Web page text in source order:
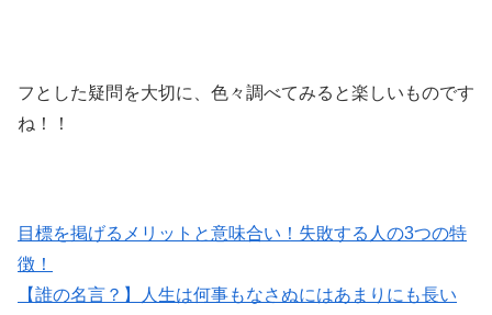
フとした疑問を大切に、色々調べてみると楽しいものです
ね！！
目標を掲げるメリットと意味合い！失敗する人の3つの特
徴！
【誰の名言？】人生は何事もなさぬにはあまりにも長い